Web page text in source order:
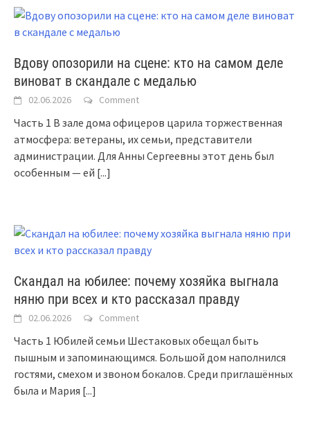
Вдову опозорили на сцене: кто на самом деле
виноват в скандале с медалью
02.06.2026 Comment
Часть 1 В зале дома офицеров царила торжественная
атмосфера: ветераны, их семьи, представители
администрации. Для Анны Сергеевны этот день был
особенным — ей [...]
Скандал на юбилее: почему хозяйка выгнала
няню при всех и кто рассказал правду
02.06.2026 Comment
Часть 1 Юбилей семьи Шестаковых обещал быть
пышным и запоминающимся. Большой дом наполнился
гостями, смехом и звоном бокалов. Среди приглашённых
была и Мария [...]